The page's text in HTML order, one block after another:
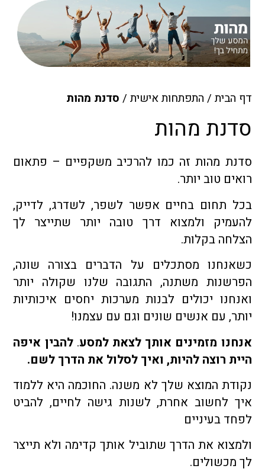
דף הבית / התפתחות אישית / סדנת מהות
סדנת מהות
סדנת מהות זה כמו להרכיב משקפיים – פתאום
רואים טוב יותר.
בכל תחום בחיים אפשר לשפר, לשדרג, לדייק,
להעמיק ולמצוא דרך טובה יותר שתייצר לך
הצלחה בקלות.
כשאנחנו מסתכלים על הדברים בצורה שונה,
הפרשנות משתנה, התגובה שלנו שקולה יותר
ואנחנו יכולים לבנות מערכות יחסים איכותיות
יותר, עם אנשים שונים וגם עם עצמנו!
אנחנו מזמינים אותך לצאת למסע.להבין איפה
היית רוצה להיות, ואיך לסלול את הדרך לשם.
נקודת המוצא שלך לא משנה. החוכמה היא ללמוד
איך לחשוב אחרת, לשנות גישה לחיים, להביט
לפחד בעיניים
ולמצוא את הדרך שתוביל אותך קדימה ולא תייצר
לך מכשולים.